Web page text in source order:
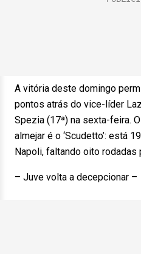
A vitória deste domingo
pontos atrás do vice-líder
Spezia (17ª) na sexta-feira.
almejar é o ‘Scudetto’: está
Napoli, faltando oito rodadas
– Juve volta a decepcionar –